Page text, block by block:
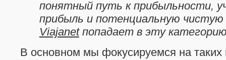
понятный путь к прибыльности,
прибыль и потенциальную чистую
Viajanet попадает в эту
В основном мы фокусируемся на таких